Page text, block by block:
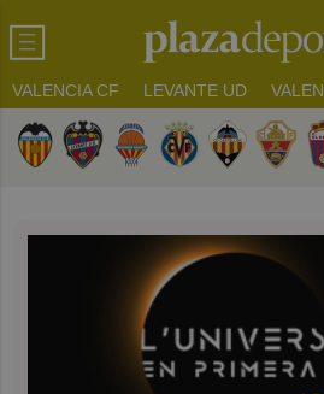
VALENCIA CF LEVANTE UD